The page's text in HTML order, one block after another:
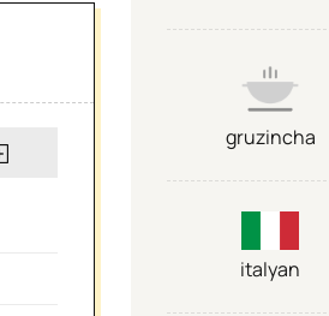
gruzincha
italyan